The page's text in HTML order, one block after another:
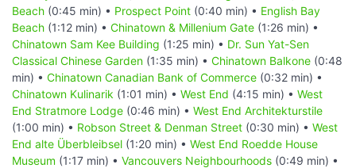
Beach (0:45 min) • Prospect Point (0:40 min) • English Bay
Beach (1:12 min) • Chinatown & Millenium Gate (1:26 min) •
Chinatown Sam Kee Building (1:25 min) • Dr. Sun Yat-Sen
Classical Chinese Garden (1:35 min) • Chinatown Balkone (0:48
min) • Chinatown Canadian Bank of Commerce (0:32 min) •
Chinatown Kulinarik (1:01 min) • West End (4:15 min) • West
End Stratmore Lodge (0:46 min) • West End Architekturstile
(1:00 min) • Robson Street & Denman Street (0:30 min) • West
End alte Überbleibsel (1:20 min) • West End Roedde House
Museum (1:17 min) • Vancouvers Neighbourhoods (0:49 min) •